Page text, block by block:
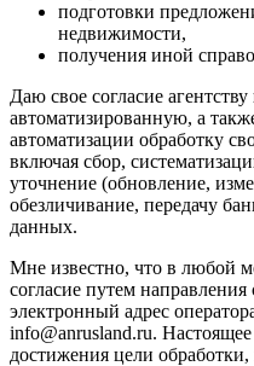
подготовки
недвижимости,
получения иной
Даю свое согласие
автоматизированную, а
автоматизации обработку
включая сбор,
уточнение (обновление,
обезличивание, передачу
данных.
Мне известно, что в любой
согласие путем
электронный адрес
info@anrusland.ru. Настоящее
достижения цели обработки,